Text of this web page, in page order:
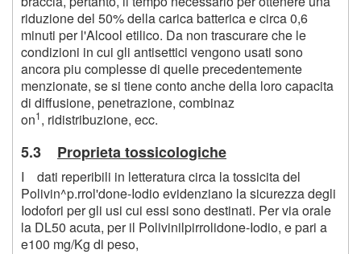
riduzione del 50% della carica batterica e circa 0,6
minuti per l'Alcool etilico. Da non trascurare che le
condizioni in cui gli antisettici vengono usati sono
ancora piu complesse di quelle precedentemente
menzionate, se si tiene conto anche della loro capacita
di diffusione, penetrazione, combinaz
on1, ridistribuzione, ecc.
5.3 Proprieta tossicologiche
I dati reperibili in letteratura circa la tossicita del
Polivin^p.rrol'done-Iodio evidenziano la sicurezza degli
Iodofori per gli usi cui essi sono destinati. Per via orale
la DL50 acuta, per il Polivinilpirrolidone-Iodio, e pari a
e100 mg/Kg di peso,